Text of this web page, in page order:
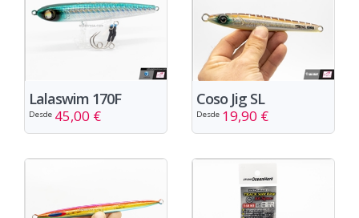
Lalaswim 170F
Desde 45,00 €
Coso Jig SL
Desde 19,90 €